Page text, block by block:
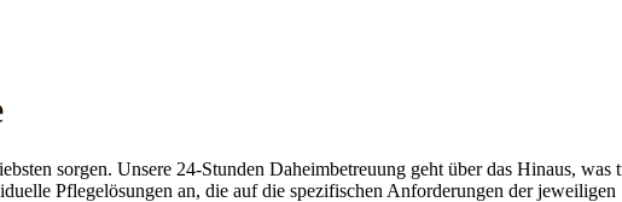
sorgen. Unsere 24-Stunden Daheimbetreuung geht über das Hinaus,
Pflegelösungen an, die auf die spezifischen Anforderungen der jeweiligen